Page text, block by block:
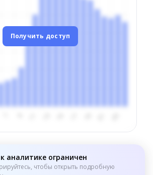
Получить доступ
аналитике ограничен
чтобы открыть подробную